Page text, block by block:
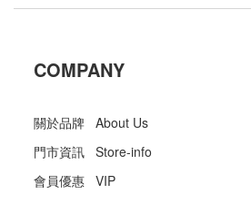
COMPANY
關於品牌 About Us
門市資訊 Store-info
會員優惠 VIP